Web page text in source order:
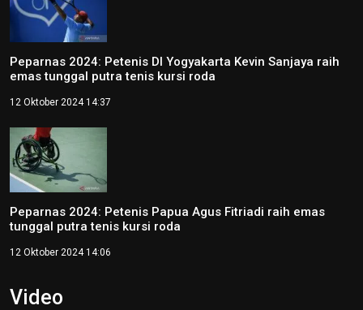
Peparnas 2024: Petenis DI Yogyakarta Kevin Sanjaya raih
emas tunggal putra tenis kursi roda
12 Oktober 2024 14:37
Peparnas 2024: Petenis Papua Agus Fitriadi raih emas
tunggal putra tenis kursi roda
12 Oktober 2024 14:06
Video